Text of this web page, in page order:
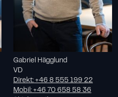
Gabriel Hägglund
VD
Direkt: +46 8 555 199 22
Mobil : +46 70 658 58 36